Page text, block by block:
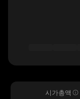
시가총액